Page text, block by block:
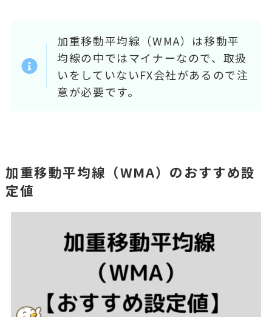
加重移動平均線（WMA）は移動平
均線の中ではマイナーなので、取扱
いをしていないFX会社があるので注
意が必要です。
加重移動平均線（WMA）のおすすめ設
定値